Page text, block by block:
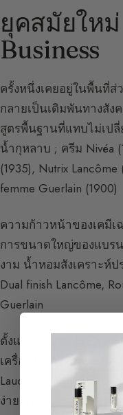
ยุคสมัยให
Business
ครั้งหนึ่งเคยอยู่ในพื้นที่
กลายเป็นเดิมพันทางสั
สูตรพื้นฐานที่แทบไม่เป
น้ำกุหลาบ ; ครีม Nivéa
(1935), Nutrix
femme Guerlain (1900)
ความก้าวหน้าของเคมี
การขนาดใหญ่ของแบร
งาม น้ำหอมสังเคราะห์
Dual finish Lancôme,
Guerlain
ตั้งแต่ทศวรรษ 1960 ตล
เครื่องสำอางที่ใหญ่ที่สุด
Lauder และ Coty ที่ทำใ
ง่าย ผลิตภัณฑ์สำหรับผู้ช